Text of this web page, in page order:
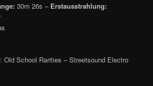
30m 26s – Erstausstrahlung:
Old School Rarities – Streetsound Electro